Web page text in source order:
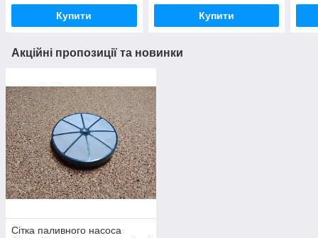
Купити Купити
Акційні пропозиції та новинки
Сітка паливного насоса